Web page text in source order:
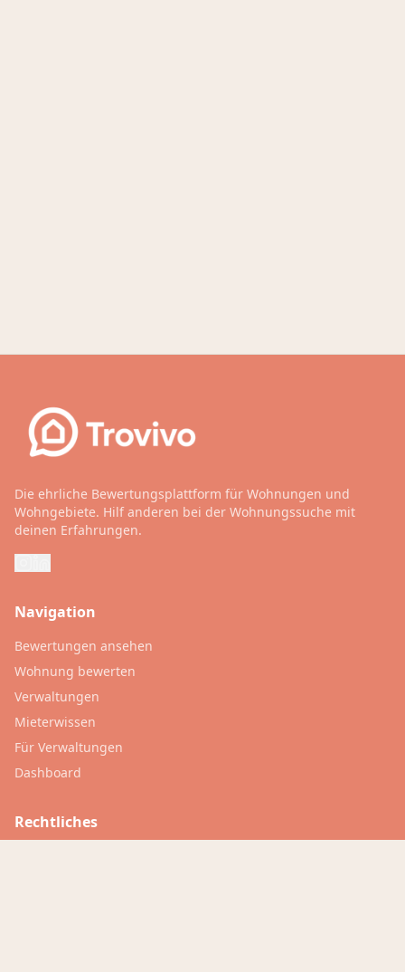
Die ehrliche Bewertungsplattform für Wohnungen und
Wohngebiete. Hilf anderen bei der Wohnungssuche mit
deinen Erfahrungen.
Navigation
Bewertungen ansehen
Wohnung bewerten
Verwaltungen
Mieterwissen
Für Verwaltungen
Dashboard
Rechtliches